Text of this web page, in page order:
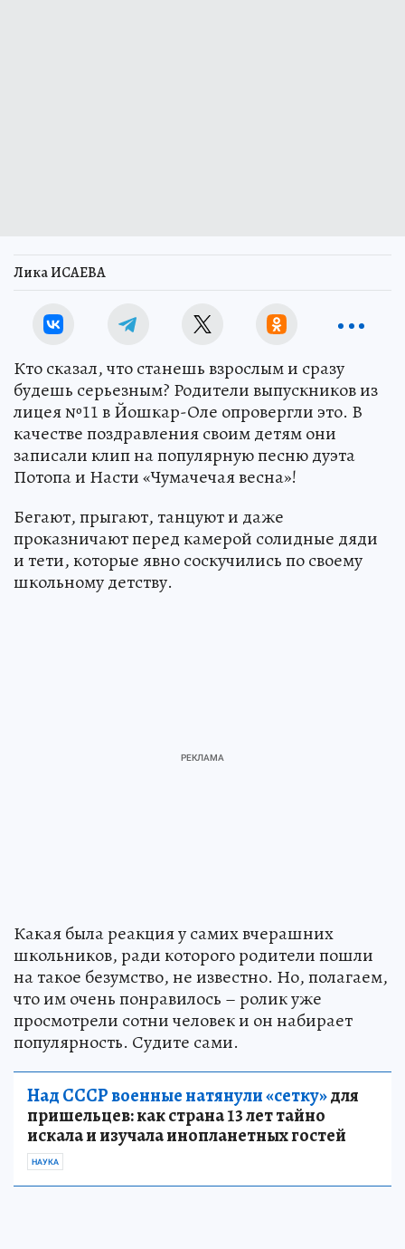
Лика ИСАЕВА
Кто сказал, что станешь взрослым и сразу
будешь серьезным? Родители выпускников из
лицея №11 в Йошкар-Оле опровергли это. В
качестве поздравления своим детям они
записали клип на популярную песню дуэта
Потопа и Насти «Чумачечая весна»!
Бегают, прыгают, танцуют и даже
проказничают перед камерой солидные дяди
и тети, которые явно соскучились по своему
школьному детству.
Какая была реакция у самих вчерашних
школьников, ради которого родители пошли
на такое безумство, не известно. Но, полагаем,
что им очень понравилось – ролик уже
просмотрели сотни человек и он набирает
популярность. Судите сами.
Над СССР военные натянули «сетку»для
пришельцев: как страна 13 лет тайно
искала и изучала инопланетных гостей
НАУКА